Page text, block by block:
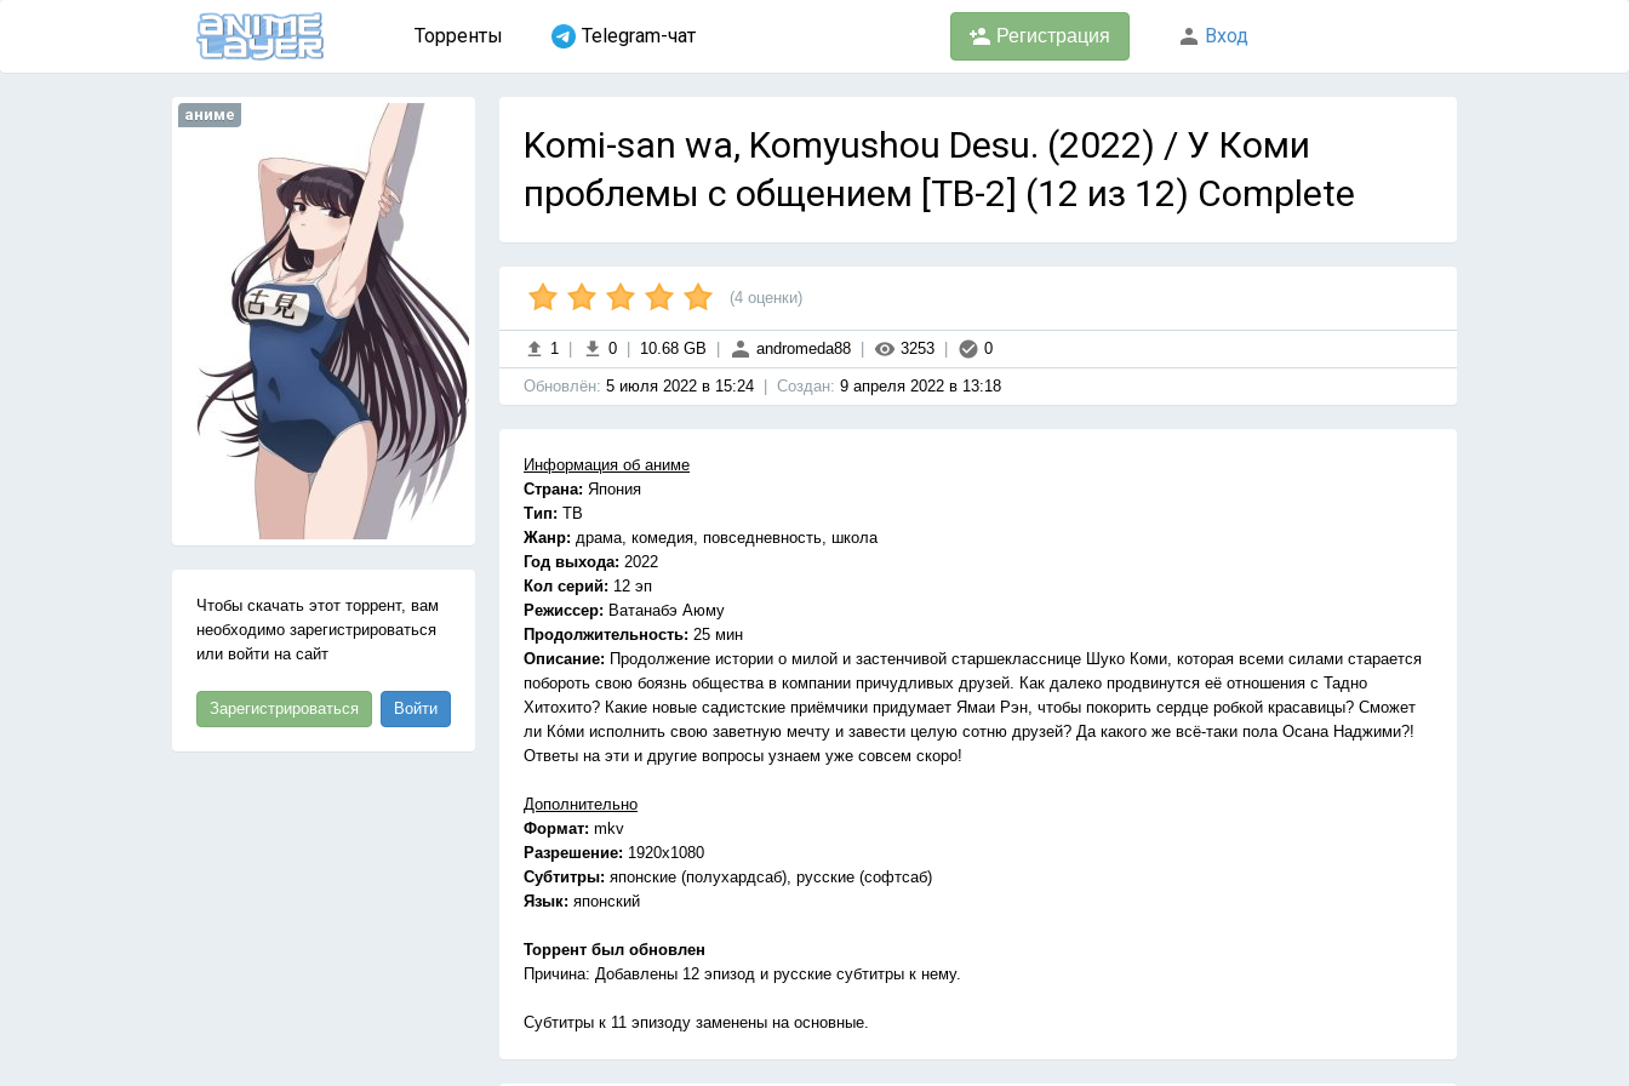
Торренты Telegram-чат Регистрация Вход
аниме
Чтобы скачать этот торрент, вам
необходимо зарегистрироваться
или войти на сайт
Зарегистрироваться Войти
Komi-san wa, Komyushou Desu. (2022) / У Коми
проблемы с общением [ТВ-2] (12 из 12) Complete
(4 оценки)
1 0 10.68 GB andromeda88 3253 0
Обновлён: 5 июля 2022 в 15:24 Cоздан: 9 апреля 2022 в 13:18
Информация об аниме
Страна: Япония
Тип: ТВ
Жанр: драма, комедия, повседневность, школа
Год выхода: 2022
Кол серий: 12 эп
Режиссер: Ватанабэ Аюму
Продолжительность: 25 мин
Описание: Продолжение истории о милой и застенчивой старшекласснице Шуко Коми, которая всеми силами старается
побороть свою боязнь общества в компании причудливых друзей. Как далеко продвинутся её отношения с Тадно
Хитохито? Какие новые садистские приёмчики придумает Ямаи Рэн, чтобы покорить сердце робкой красавицы? Сможет
ли Кóми исполнить свою заветную мечту и завести целую сотню друзей? Да какого же всё-таки пола Осана Наджими?!
Ответы на эти и другие вопросы узнаем уже совсем скоро!
Дополнительно
Формат: mkv
Разрешение: 1920x1080
Субтитры: японские (полухардсаб), русские (софтсаб)
Язык: японский
Торрент был обновлен
Причина: Добавлены 12 эпизод и русские субтитры к нему.
Субтитры к 11 эпизоду заменены на основные.